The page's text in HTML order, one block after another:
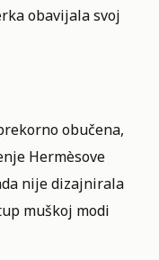
obavijala svoj
obučena,
Hermèsove
nije dizajnirala
muškoj modi